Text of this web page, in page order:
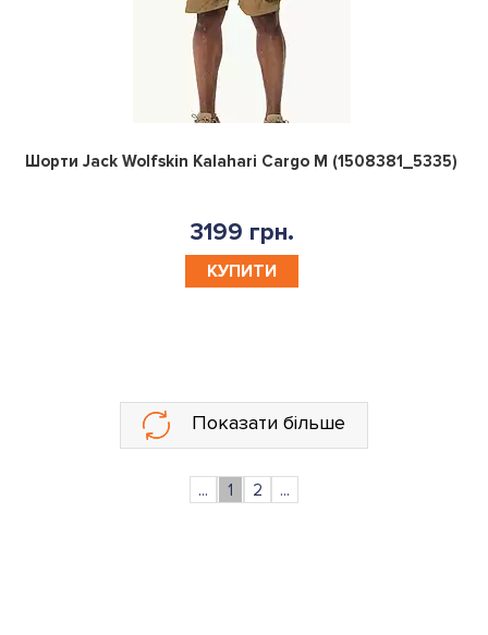
0
Шорти Jack Wolfskin Kalahari Cargo M (1508381_5335)
3199 грн.
КУПИТИ
Показати більше
... 1 2 ...